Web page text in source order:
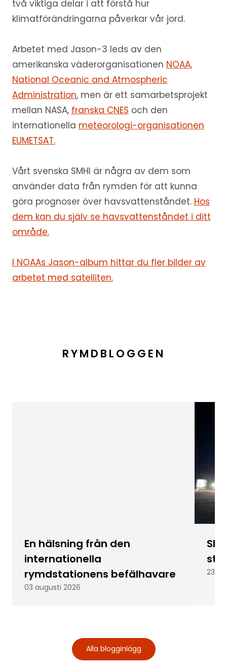
två viktiga delar i att förstå hur
klimatförändringarna påverkar vår jord.
Arbetet med Jason-3 leds av den
amerikanska väderorganisationen NOAA,
National Oceanic and Atmospheric
Administration, men är ett samarbetsprojekt
mellan NASA, franska CNES och den
internationella meteorologi-organisationen
EUMETSAT.
Vårt svenska SMHI är några av dem som
använder data från rymden för att kunna
göra prognoser över havsvattenståndet. Hos
dem kan du själv se havsvattenståndet i ditt
område.
I NOAAs Jason-album hittar du fler bilder av
arbetet med satelliten.
RYMDBLOGGEN
En hälsning från den
internationella
rymdstationens befälhavare
03 augusti 2026
23
Alla blogginlägg